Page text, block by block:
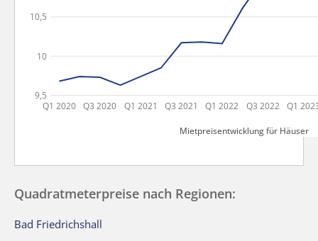
Q1 2020 Q3 2020 Q1 2021 Q3 2021 Q1 2022 Q3 2022 Q1
Mietpreisentwicklung für Häuser
9,5
10
10,5
Quadratmeterpreise nach Regionen:
Bad Friedrichshall